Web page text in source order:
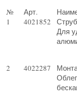
№ Арт.
1
4021852
Для
2 4022287